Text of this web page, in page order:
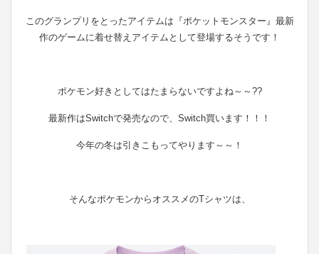
このグランプリをとったアイテムは『ポケットモンスター』最新
作のゲームに着せ替えアイテムとして登場するそうです！
ポケモン好きとしてはたまらないですよね～～??
最新作はSwitchで発売なので、Switch買います！！！
今年の冬は引きこもってやります～～！
そんなポケモンからオススメのTシャツは、